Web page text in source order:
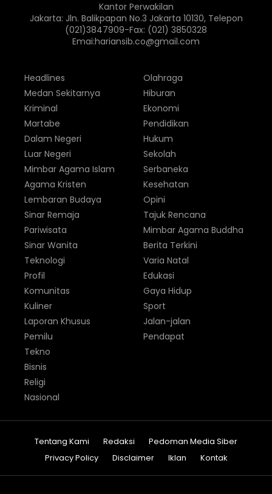
Kantor Perwakilan
Jakarta: Jln. Balikpapan No.3 Jakarta 10130, Telepon
(021)3847909-Fax: (021) 3850328
Emai:hariansib.co@gmail.com
Headlines
Medan Sekitarnya
Kriminal
Martabe
Dalam Negeri
Luar Negeri
Olahraga
Hiburan
Ekonomi
Pendidikan
Hukum
Sekolah
Mimbar Agama Islam
Agama Kristen
Lembaran Budaya
Sinar Remaja
Pariwisata
Sinar Wanita
Serbaneka
Kesehatan
Opini
Tajuk Rencana
Mimbar Agama Buddha
Berita Terkini
Teknologi
Profil
Komunitas
Kuliner
Laporan Khusus
Pemilu
Varia Natal
Edukasi
Gaya Hidup
Sport
Jalan-jalan
Pendapat
Tekno
Bisnis
Religi
Nasional
Tentang Kami Redaksi
Pedoman Media Siber
Privacy Policy
Disclaimer Iklan Kontak